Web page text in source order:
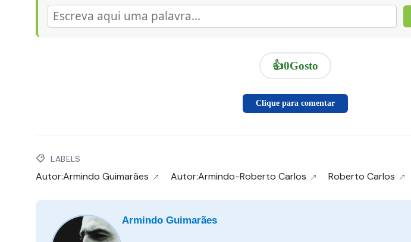
👍0Gosto
Clique para comentar
LABELS
Autor:Armindo Guimarães Autor:Armindo-Roberto Carlos Roberto Carlos
Armindo Guimarães